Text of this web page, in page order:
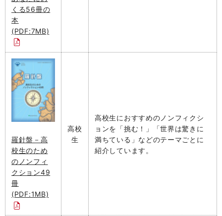
くる56冊の
本
(PDF:7MB)
羅針盤－高
校生のため
のノンフィ
クション49
冊
(PDF:1MB)
高校
生
高校生におすすめのノンフィクシ
ョンを「挑む！」「世界は驚きに
満ちている」などのテーマごとに
紹介しています。